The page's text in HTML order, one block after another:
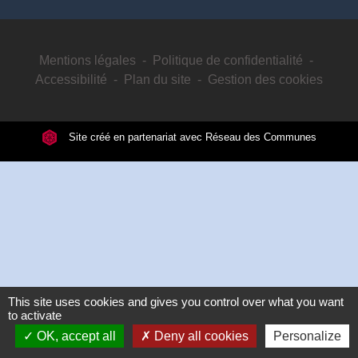
Mentions légales - Politique de confidentialité -
Accessibilité - Plan du site - Gestion des cookies
Site créé en partenariat avec Réseau des Communes
This site uses cookies and gives you control over what you want
to activate
OK, accept all
Deny all cookies Personalize